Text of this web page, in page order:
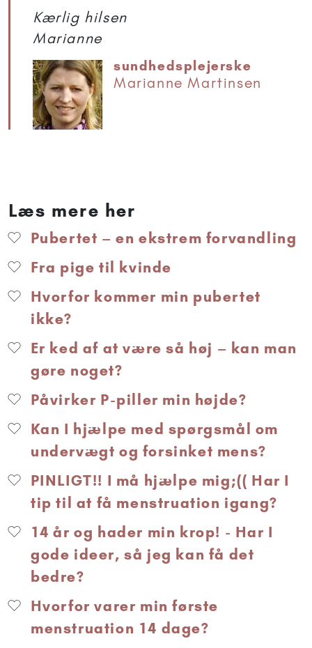
Kærlig hilsen
Marianne
sundhedsplejerske
Marianne Martinsen
Læs mere her
Pubertet – en ekstrem forvandling
Fra pige til kvinde
Hvorfor kommer min pubertet
ikke?
Er ked af at være så høj – kan man
gøre noget?
Påvirker P-piller min højde?
Kan I hjælpe med spørgsmål om
undervægt og forsinket mens?
PINLIGT!! I må hjælpe mig;(( Har I
tip til at få menstruation igang?
14 år og hader min krop! - Har I
gode ideer, så jeg kan få det
bedre?
Hvorfor varer min første
menstruation 14 dage?